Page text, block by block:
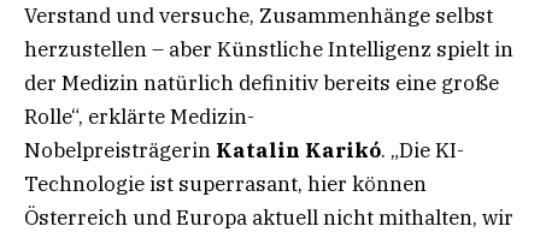
Verstand und versuche, Zusammenhänge selbst
herzustellen – aber Künstliche Intelligenz spielt in
der Medizin natürlich definitiv bereits eine große
Rolle“, erklärte Medizin-
Nobelpreisträgerin Katalin Karikó. „Die KI-
Technologie ist superrasant, hier können
Österreich und Europa aktuell nicht mithalten, wir